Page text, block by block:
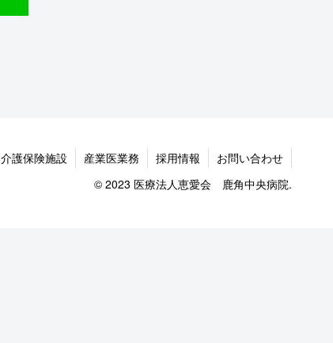
介護保険施設 産業医業務 採用情報
お問い合わせ
© 2023 医療法人恵愛会 鹿角中央病院.